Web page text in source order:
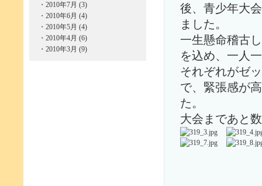
後、青少年大
ました。
一生懸命稽古
を込め、一人
それぞれがゼ
で、緊張感が
た。
大会まであと
・ 2010年7月 (3)
・ 2010年6月 (4)
・ 2010年5月 (4)
・ 2010年4月 (6)
・ 2010年3月 (9)